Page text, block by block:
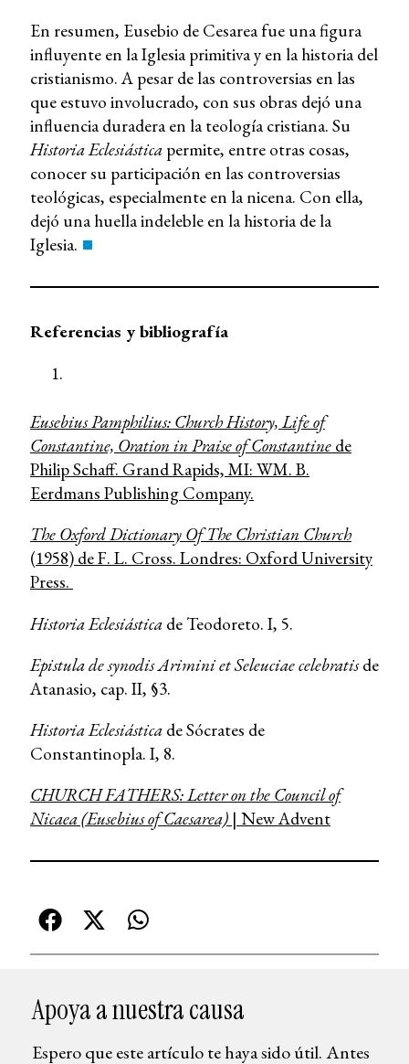
En resumen, Eusebio de Cesarea fue una figura
influyente en la Iglesia primitiva y en la historia del
cristianismo. A pesar de las controversias en las
que estuvo involucrado, con sus obras dejó una
influencia duradera en la teología cristiana. Su
Historia Eclesiásticapermite, entre otras cosas,
conocer su participación en las controversias
teológicas, especialmente en la nicena. Con ella,
dejó una huella indeleble en la historia de la
Iglesia.
Referencias y bibliografía
Eusebius Pamphilius: Church History, Life of
Constantine, Oration in Praise of Constantinede
Philip Schaff. Grand Rapids, MI: WM. B.
Eerdmans Publishing Company.
The Oxford Dictionary Of The Christian Church
(1958) de F. L. Cross. Londres: Oxford University
Press.
Historia Eclesiásticade Teodoreto. I, 5.
Epistula de synodis Arimini et Seleuciae celebratisde
Atanasio, cap. II, §3.
Historia Eclesiásticade Sócrates de
Constantinopla. I, 8.
CHURCH FATHERS: Letter on the Council of
Nicaea (Eusebius of Caesarea)| New Advent
Apoya a nuestra causa
Espero que este artículo te haya sido útil. Antes